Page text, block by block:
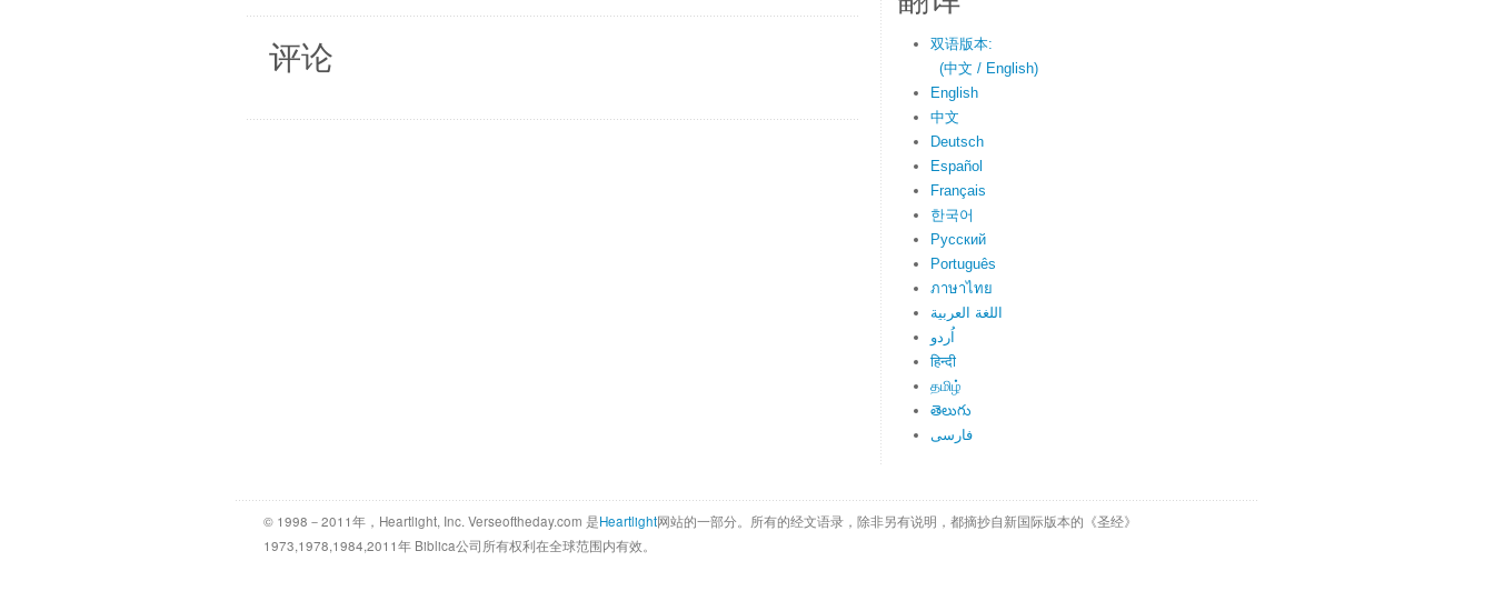
评论
双语版本:
(中文 / English)
English
中文
Deutsch
Español
Français
한국어
Русский
Português
ภาษาไทย
اللغة العربية
اُردو
हिन्दी
தமிழ்
తెలుగు
فارسی
© 1998－2011年，Heartlight, Inc. Verseoftheday.com 是Heartlight网站的一部分。所有的经文语录，除非另有说明，都摘抄自新国际版本的《圣经》
1973,1978,1984,2011年 Biblica公司所有权利在全球范围内有效。